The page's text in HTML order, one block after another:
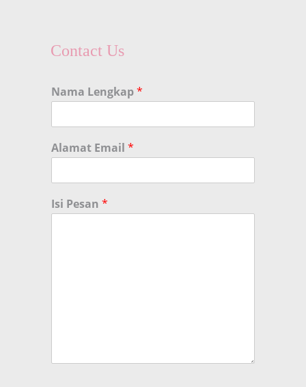
Contact Us
Nama Lengkap*
Alamat Email *
Isi Pesan *